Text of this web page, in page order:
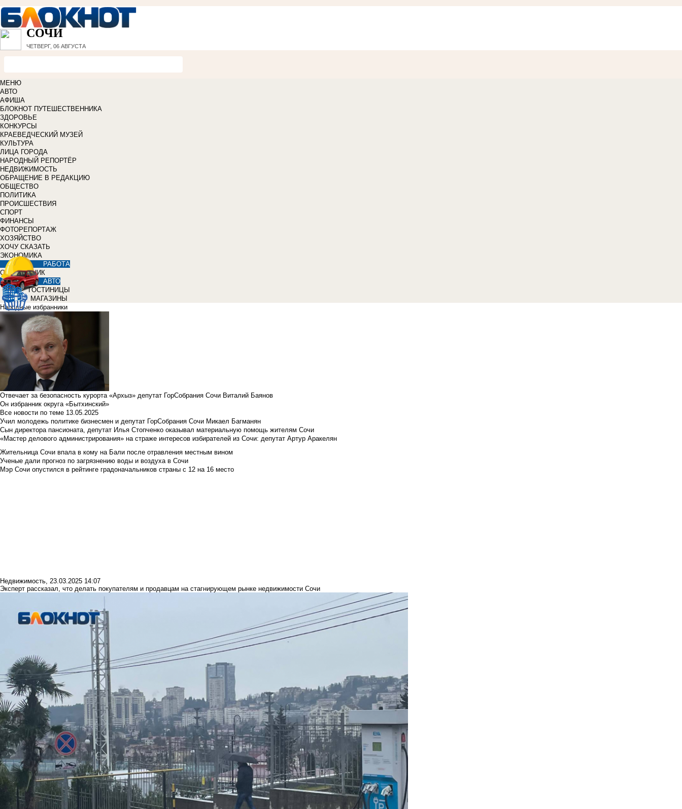
СОЧИ
ЧЕТВЕРГ, 06 АВГУСТА
МЕНЮ
АВТО
АФИША
БЛОКНОТ ПУТЕШЕСТВЕННИКА
ЗДОРОВЬЕ
КОНКУРСЫ
КРАЕВЕДЧЕСКИЙ МУЗЕЙ
КУЛЬТУРА
ЛИЦА ГОРОДА
НАРОДНЫЙ РЕПОРТЁР
НЕДВИЖИМОСТЬ
ОБРАЩЕНИЕ В РЕДАКЦИЮ
ОБЩЕСТВО
ПОЛИТИКА
ПРОИСШЕСТВИЯ
СПОРТ
ФИНАНСЫ
ФОТОРЕПОРТАЖ
ХОЗЯЙСТВО
ХОЧУ СКАЗАТЬ
ЭКОНОМИКА
РАБОТА
СПРАВОЧНИК
АВТО
ГОСТИНИЦЫ
МАГАЗИНЫ
Народные избранники
Отвечает за безопасность курорта «Архыз» депутат ГорСобрания Сочи Виталий Баянов
Он избранник округа «Бытхинский»
Все новости по теме 13.05.2025
Учил молодежь политике бизнесмен и депутат ГорСобрания Сочи Микаел Багманян
Сын директора пансионата, депутат Илья Стопченко оказывал материальную помощь жителям Сочи
«Мастер делового администрирования» на страже интересов избирателей из Сочи: депутат Артур Аракелян
Жительница Сочи впала в кому на Бали после отравления местным вином
Ученые дали прогноз по загрязнению воды и воздуха в Сочи
Мэр Сочи опустился в рейтинге градоначальников страны с 12 на 16 место
Недвижимость, 23.03.2025 14:07
Эксперт рассказал, что делать покупателям и продавцам на стагнирующем рынке недвижимости Сочи